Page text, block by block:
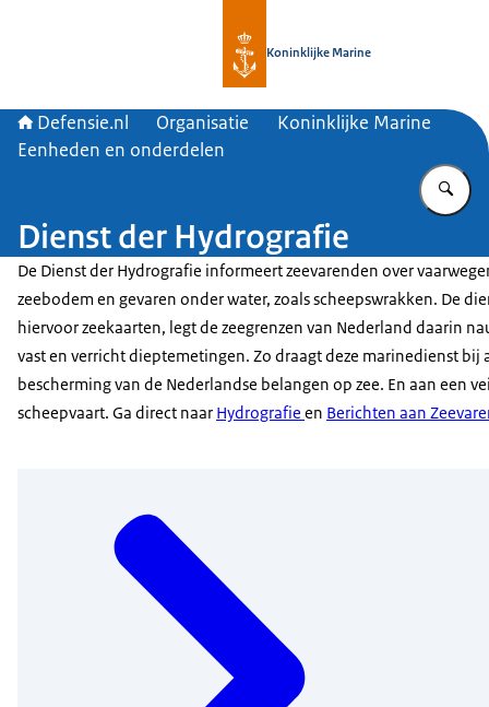
Koninklijke Marine
Defensie.nl Organisatie
Koninklijke Marine
Eenheden en onderdelen
Dienst der Hydrografie
De Dienst der Hydrografie informeert zeevarenden over
zeebodem en gevaren onder water, zoals scheepswrakken. De
hiervoor zeekaarten, legt de zeegrenzen van Nederland daarin
vast en verricht dieptemetingen. Zo draagt deze marinedienst bij
bescherming van de Nederlandse belangen op zee. En aan een
scheepvaart. Ga direct naar Hydrografie en Berichten aan